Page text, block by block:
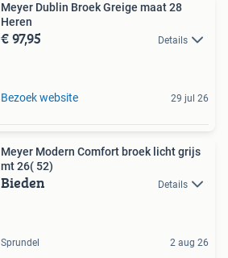
Meyer Dublin Broek Greige maat 28
Heren
€ 97,95 Details
Bezoek website 29 jul 26
Meyer Modern Comfort broek licht grijs
mt 26( 52)
Bieden Details
Sprundel 2 aug 26